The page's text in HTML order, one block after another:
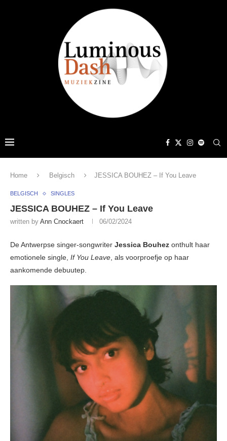
Home Belgisch JESSICA BOUHEZ – If You Leave
BELGISCH SINGLES
JESSICA BOUHEZ – If You Leave
written by Ann Cnockaert 06/02/2024
De Antwerpse singer-songwriter Jessica Bouhez onthult haar
emotionele single, If You Leave, als voorproefje op haar
aankomende debuutep.